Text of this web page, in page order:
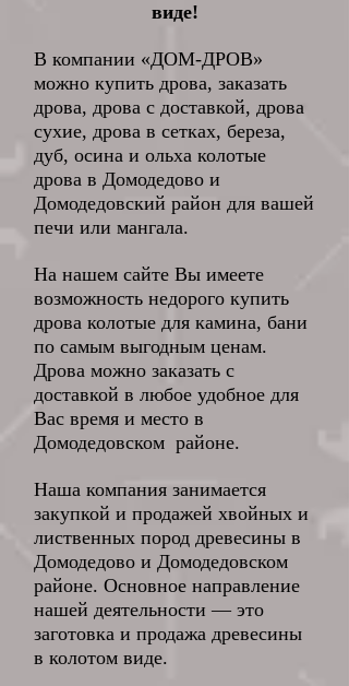
виде!
В компании «ДОМ-ДРОВ»
можно купить дрова, заказать
дрова, дрова с доставкой, дрова
сухие, дрова в сетках, береза,
дуб, осина и ольха колотые
дрова в Домодедово и
Домодедовский район для вашей
печи или мангала.
На нашем сайте Вы имеете
возможность недорого купить
дрова колотые для камина, бани
по самым выгодным ценам.
Дрова можно заказать с
доставкой в любое удобное для
Вас время и место в
Домодедовском районе.
Наша компания занимается
закупкой и продажей хвойных и
лиственных пород древесины в
Домодедово и Домодедовском
районе. Основное направление
нашей деятельности ― это
заготовка и продажа древесины
в колотом виде.